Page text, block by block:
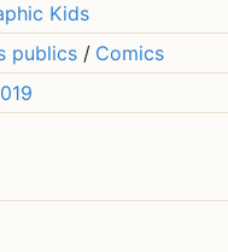
Kids
publics / Comics